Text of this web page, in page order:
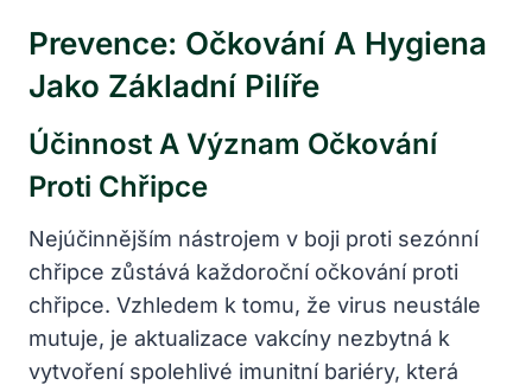
Prevence: Očkování A Hygiena
Jako Základní Pilíře
Účinnost A Význam Očkování
Proti Chřipce
Nejúčinnějším nástrojem v boji proti sezónní
chřipce zůstává každoroční očkování proti
chřipce. Vzhledem k tomu, že virus neustále
mutuje, je aktualizace vakcíny nezbytná k
vytvoření spolehlivé imunitní bariéry, která